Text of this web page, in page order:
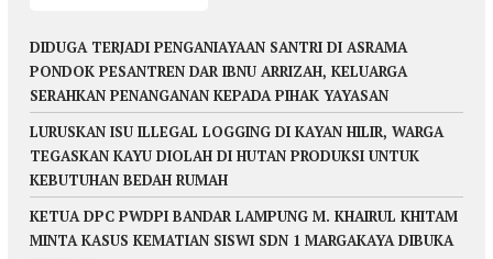
DIDUGA TERJADI PENGANIAYAAN SANTRI DI ASRAMA
PONDOK PESANTREN DAR IBNU ARRIZAH, KELUARGA
SERAHKAN PENANGANAN KEPADA PIHAK YAYASAN
LURUSKAN ISU ILLEGAL LOGGING DI KAYAN HILIR, WARGA
TEGASKAN KAYU DIOLAH DI HUTAN PRODUKSI UNTUK
KEBUTUHAN BEDAH RUMAH
KETUA DPC PWDPI BANDAR LAMPUNG M. KHAIRUL KHITAM
MINTA KASUS KEMATIAN SISWI SDN 1 MARGAKAYA DIBUKA